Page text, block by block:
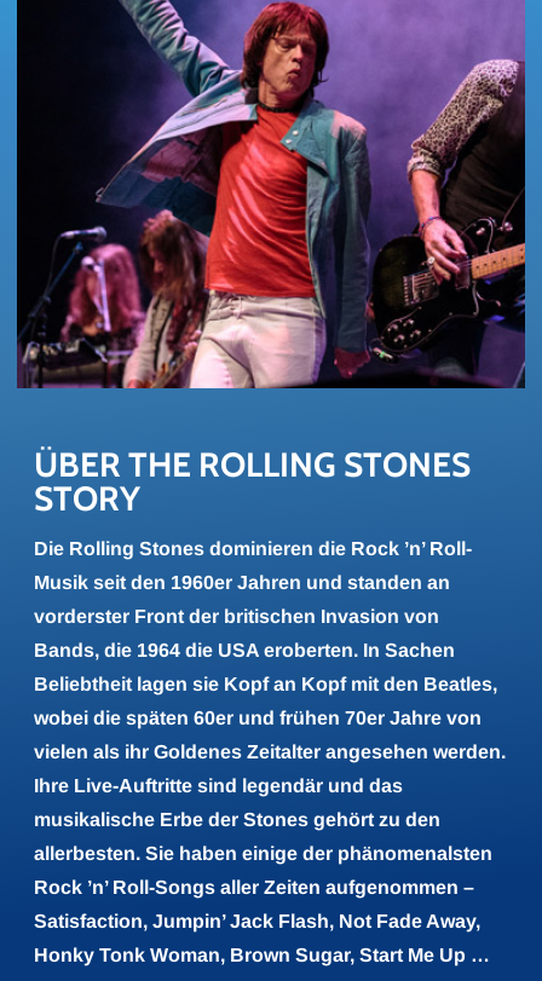
ÜBER THE ROL­LING STONES
STORY
Die Rolling Stones dominieren die Rock ’n’ Roll-
Musik seit den 1960er Jahren und standen an
vorderster Front der britischen Invasion von
Bands, die 1964 die USA eroberten. In Sachen
Beliebtheit lagen sie Kopf an Kopf mit den Beatles,
wobei die späten 60er und frühen 70er Jahre von
vielen als ihr Goldenes Zeitalter angesehen werden.
Ihre Live-Auftritte sind legendär und das
musikalische Erbe der Stones gehört zu den
allerbesten. Sie haben einige der phänomenalsten
Rock ’n’ Roll-Songs aller Zeiten aufgenommen –
Satisfaction, Jumpin’ Jack Flash, Not Fade Away,
Honky Tonk Woman, Brown Sugar, Start Me Up …